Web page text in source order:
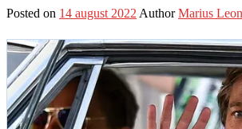
Posted on 14 august 2022 Author Marius